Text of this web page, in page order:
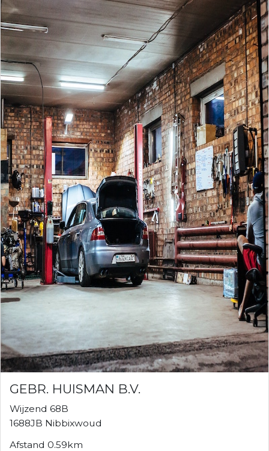
GEBR. HUISMAN B.V.
Wijzend 68B
1688JB Nibbixwoud
Afstand 0.59km